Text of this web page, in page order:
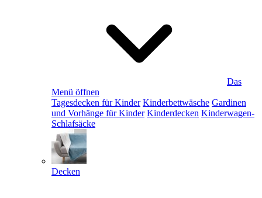
Das
Menü öffnen
Tagesdecken für Kinder Kinderbettwäsche Gardinen
und Vorhänge für Kinder Kinderdecken Kinderwagen-
Schlafsäcke
Decken